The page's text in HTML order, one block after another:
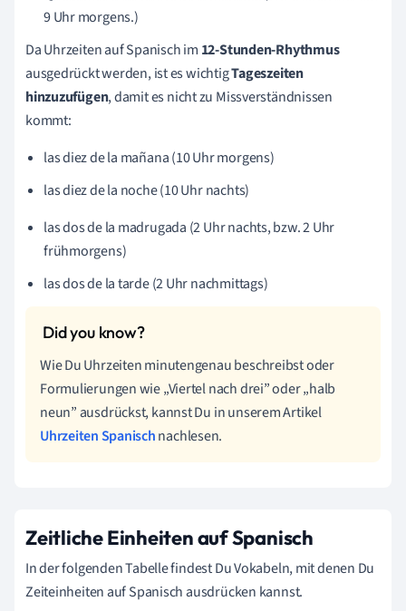
9 Uhr morgens.)
Da Uhrzeiten auf Spanisch im 12-Stunden-Rhythmus
ausgedrückt werden, ist es wichtigTageszeiten
hinzuzufügen, damit es nicht zu Missverständnissen
kommt:
las diez de la mañana (10 Uhr morgens)
las diez de la noche (10 Uhr nachts)
las dos de la madrugada (2 Uhr nachts, bzw. 2 Uhr
frühmorgens)
las dos de la tarde (2 Uhr nachmittags)
Wie Du Uhrzeiten minutengenau beschreibst oder
Formulierungen wie „Viertel nach drei” oder „halb
neun” ausdrückst, kannst Du in unserem Artikel
Uhrzeiten Spanischnachlesen.
Zeitliche Einheiten auf Spanisch
In der folgenden Tabelle findest Du Vokabeln, mit denen Du
Zeiteinheiten auf Spanisch ausdrücken kannst.